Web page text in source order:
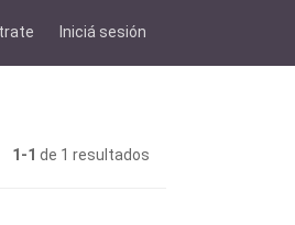
Iniciá sesión
1-1 de 1 resultados